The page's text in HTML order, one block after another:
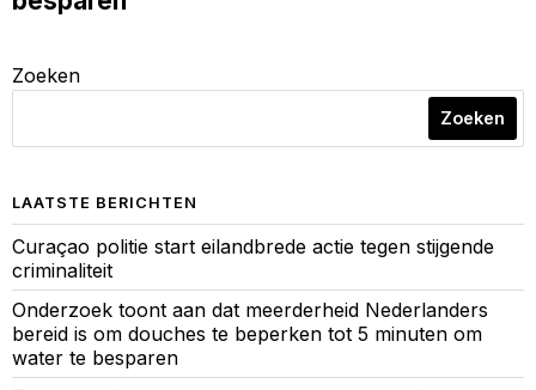
Zoeken
Zoeken
LAATSTE BERICHTEN
Curaçao politie start eilandbrede actie tegen stijgende
criminaliteit
Onderzoek toont aan dat meerderheid Nederlanders
bereid is om douches te beperken tot 5 minuten om
water te besparen